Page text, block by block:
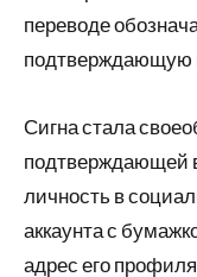
переводе
подтверждающую
Сигна стала
подтверждающей
личность в
аккаунта с
адрес его